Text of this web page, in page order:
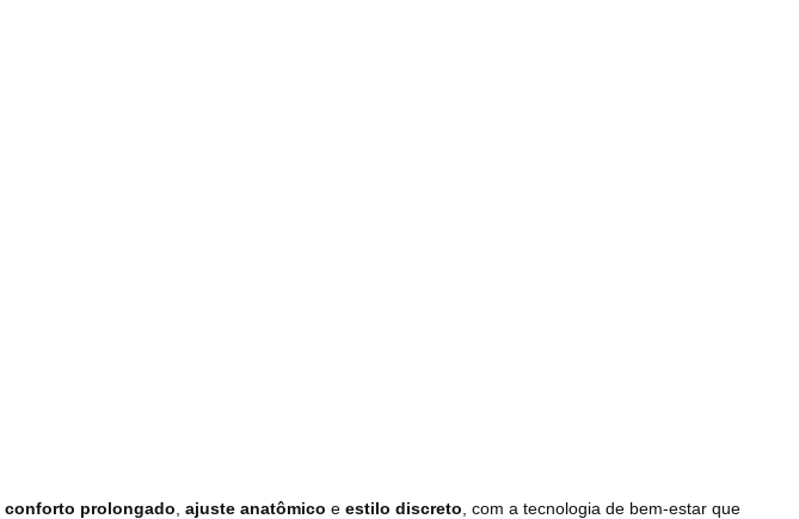
conforto prolongado ajuste anatômico e estilo discreto , com a tecnologia de bem-estar que